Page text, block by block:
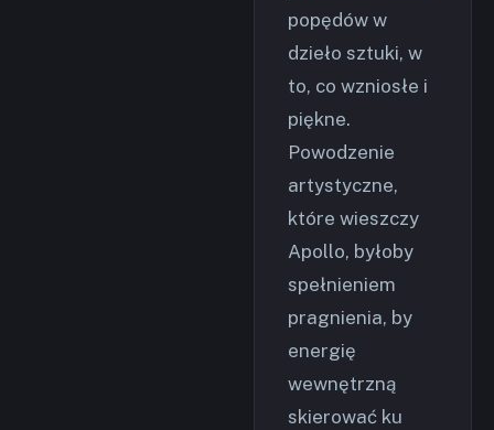
popędów w
dzieło sztuki, w
to, co wzniosłe i
piękne.
Powodzenie
artystyczne,
które wieszczy
Apollo, byłoby
spełnieniem
pragnienia, by
energię
wewnętrzną
skierować ku